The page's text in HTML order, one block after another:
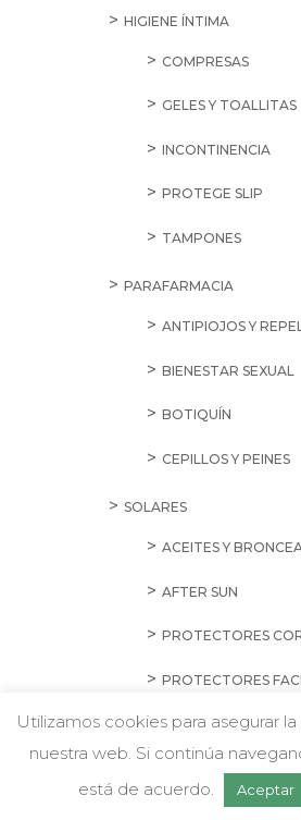
HIGIENE ÍNTIMA
COMPRESAS
GELES Y TOALLITAS
INCONTINENCIA
PROTEGE SLIP
TAMPONES
PARAFARMACIA
ANTIPIOJOS Y
BIENESTAR SEXUAL
BOTIQUÍN
CEPILLOS Y PEINES
SOLARES
ACEITES Y
AFTER SUN
PROTECTORES
PROTECTORES
Utilizamos cookies para asegurar
nuestra web. Si continúa
está de acuerdo.
Aceptar